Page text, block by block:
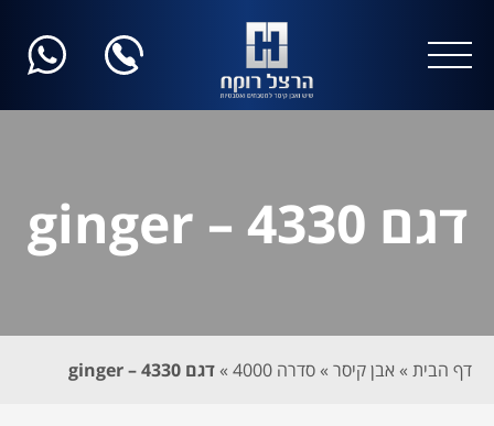
דגם 4330 – ginger
דף הבית »אבן קיסר »סדרה 4000 »דגם 4330 – ginger